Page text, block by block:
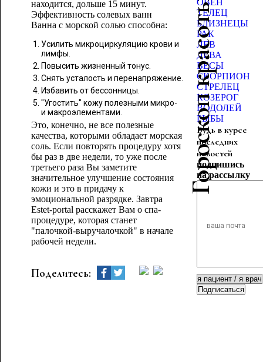
находится, дольше 15 минут.
Эффективность солевых ванн
Ванна с морской солью способна:
Усилить микроциркуляцию крови и
лимфы.
Повысить жизненный тонус.
Снять усталость и перенапряжение.
Избавить от бессонницы.
"Угостить" кожу полезными микро-
и макроэлементами.
Это, конечно, не все полезные
качества, которыми обладает морская
соль. Если повторять процедуру хотя
бы раз в две недели, то уже после
третьего раза Вы заметите
значительное улучшение состояния
кожи и это в придачу к
эмоциональной разрядке. Завтра
Estet-portal расскажет Вам о спа-
процедуре, которая станет
"палочкой-выручалочкой" в начале
рабочей недели.
Поделитесь:
Гороскоп красоты
ОВЕН
ТЕЛЕЦ
БЛИЗНЕЦЫ
РАК
ЛЕВ
ДЕВА
ВЕСЫ
СКОРПИОН
СТРЕЛЕЦ
КОЗЕРОГ
ВОДОЛЕЙ
РЫБЫ
Будь в курсе
последних
новостей
подпишись
на рассылку
Подписаться